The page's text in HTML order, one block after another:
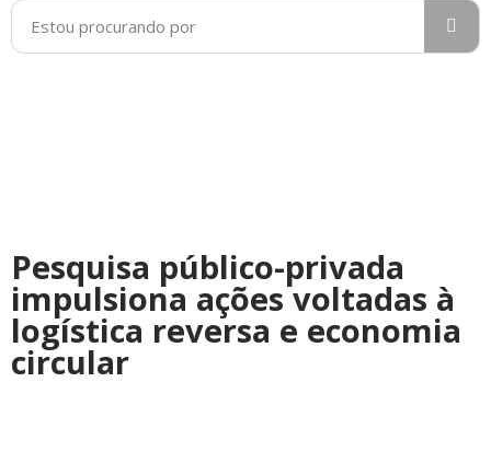
Pesquisa público-privada
impulsiona ações voltadas à
logística reversa e economia
circular